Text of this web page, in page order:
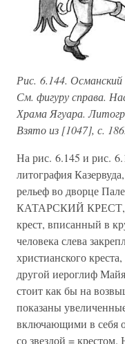
Рис. 6.144.
См. фигуру справа.
Храма Ягуара.
Взято из [1047], с. 186.
На рис. 6.145 и рис.
литография
рельеф во дворце
КАТАРСКИЙ КРЕСТ,
крест, вписанный в
человека слева
христианского
другой иероглиф
стоит как бы на
показаны
включающими в себя
со звездой =